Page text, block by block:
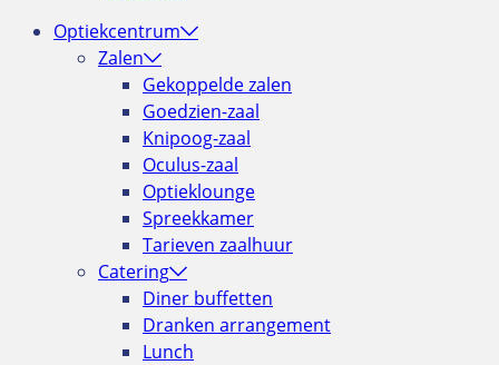
Optiekcentrum
Zalen
Gekoppelde zalen
Goedzien-zaal
Knipoog-zaal
Oculus-zaal
Optieklounge
Spreekkamer
Tarieven zaalhuur
Catering
Diner buffetten
Dranken arrangement
Lunch